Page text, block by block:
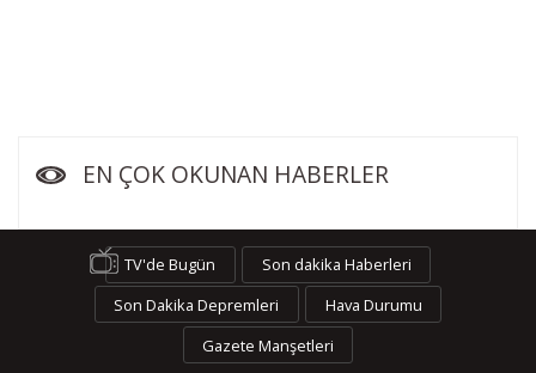
EN ÇOK OKUNAN HABERLER
TV'de Bugün
Son dakika Haberleri
Son Dakika Depremleri
Hava Durumu
Gazete Manşetleri